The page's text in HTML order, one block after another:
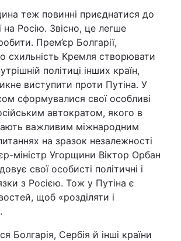
теж повинні приєднатися до
на Росію. Звісно, це легше
Прем’єр Болгарії,
схильність Кремля створювати
політиці інших країн,
виступити проти Путіна. У
сформувалися свої особливі
автократом, якого в
важливим міжнародним
на зразок незалежності
міністр Угорщини Віктор Орбан
свої особисті політичні і
з Росією. Тож у Путіна є
щоб «розділяти і
Болгарія, Сербія й інші країни